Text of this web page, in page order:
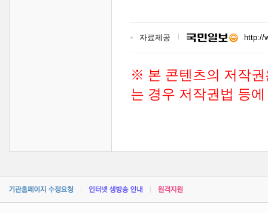
자료제공 http://
※ 본 콘텐츠의 저작권
는 경우 저작권법 등